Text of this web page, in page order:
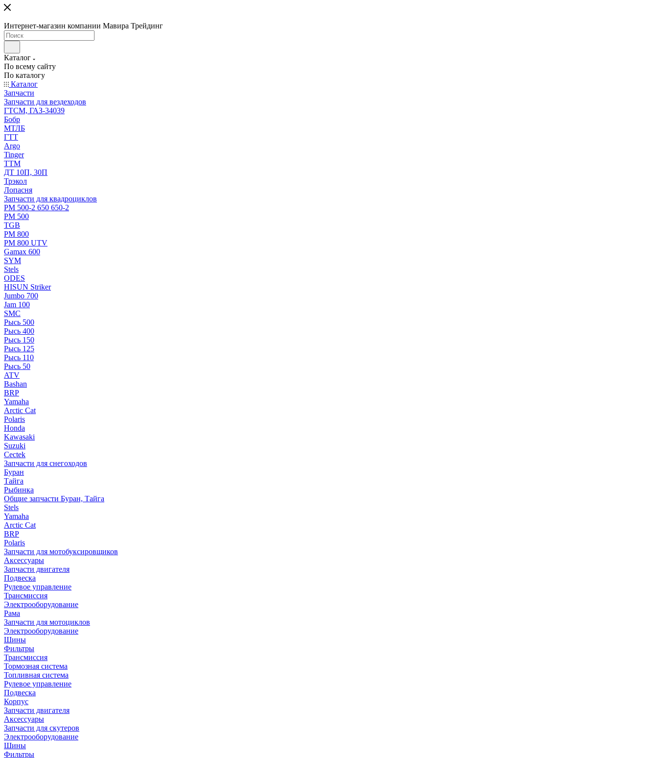
Интернет-магазин компании Мавира Трейдинг
Каталог
По всему сайту
По каталогу
Каталог
Запчасти
Запчасти для вездеходов
ГТСМ, ГАЗ-34039
Бобр
МТЛБ
ГТТ
Argo
Tinger
ТТМ
ДТ 10П, 30П
Трэкол
Лопасня
Запчасти для квадроциклов
РМ 500-2 650 650-2
РМ 500
TGB
РМ 800
РМ 800 UTV
Gamax 600
SYM
Stels
ОDЕS
HISUN Striker
Jumbo 700
Jam 100
SMC
Рысь 500
Рысь 400
Рысь 150
Рысь 125
Рысь 110
Рысь 50
ATV
Bashan
BRP
Yamaha
Arctic Cat
Polaris
Honda
Kawasaki
Suzuki
Cectek
Запчасти для снегоходов
Буран
Тайга
Рыбинка
Общие запчасти Буран, Тайга
Stels
Yamaha
Arctic Cat
BRP
Polaris
Запчасти для мотобуксировщиков
Аксессуары
Запчасти двигателя
Подвеска
Рулевое управление
Трансмиссия
Электрооборудование
Рама
Запчасти для мотоциклов
Электрооборудование
Шины
Фильтры
Трансмиссия
Тормозная система
Топливная система
Рулевое управление
Подвеска
Корпус
Запчасти двигателя
Аксессуары
Запчасти для скутеров
Электрооборудование
Шины
Фильтры